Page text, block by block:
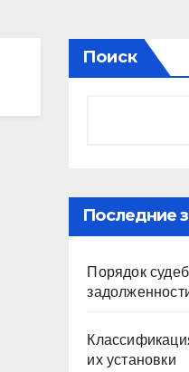
Поиск
Последние
Порядок
их установки